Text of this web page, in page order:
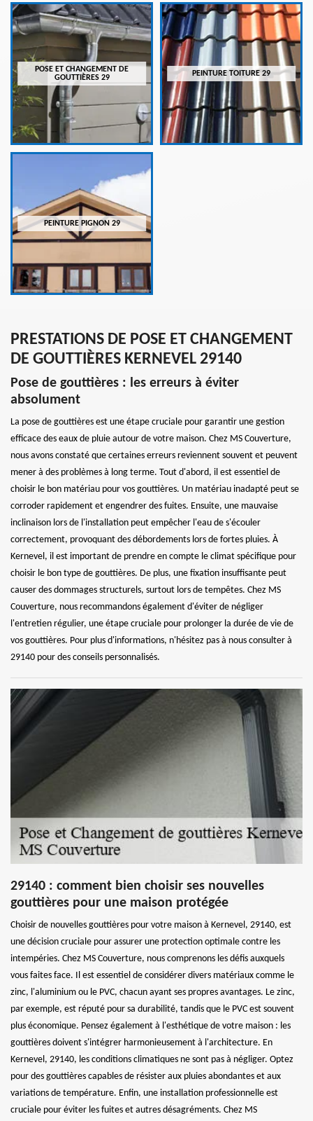
POSE ET CHANGEMENT DE
GOUTTIÈRES 29
PEINTURE TOITURE 29
PEINTURE PIGNON 29
PRESTATIONS DE POSE ET CHANGEMENT
DE GOUTTIÈRES KERNEVEL 29140
Pose de gouttières : les erreurs à éviter
absolument
La pose de gouttières est une étape cruciale pour garantir une gestion
efficace des eaux de pluie autour de votre maison. Chez MS Couverture,
nous avons constaté que certaines erreurs reviennent souvent et peuvent
mener à des problèmes à long terme. Tout d'abord, il est essentiel de
choisir le bon matériau pour vos gouttières. Un matériau inadapté peut se
corroder rapidement et engendrer des fuites. Ensuite, une mauvaise
inclinaison lors de l'installation peut empêcher l'eau de s'écouler
correctement, provoquant des débordements lors de fortes pluies. À
Kernevel, il est important de prendre en compte le climat spécifique pour
choisir le bon type de gouttières. De plus, une fixation insuffisante peut
causer des dommages structurels, surtout lors de tempêtes. Chez MS
Couverture, nous recommandons également d'éviter de négliger
l'entretien régulier, une étape cruciale pour prolonger la durée de vie de
vos gouttières. Pour plus d'informations, n'hésitez pas à nous consulter à
29140 pour des conseils personnalisés.
29140 : comment bien choisir ses nouvelles
gouttières pour une maison protégée
Choisir de nouvelles gouttières pour votre maison à Kernevel, 29140, est
une décision cruciale pour assurer une protection optimale contre les
intempéries. Chez MS Couverture, nous comprenons les défis auxquels
vous faites face. Il est essentiel de considérer divers matériaux comme le
zinc, l'aluminium ou le PVC, chacun ayant ses propres avantages. Le zinc,
par exemple, est réputé pour sa durabilité, tandis que le PVC est souvent
plus économique. Pensez également à l'esthétique de votre maison : les
gouttières doivent s'intégrer harmonieusement à l'architecture. En
Kernevel, 29140, les conditions climatiques ne sont pas à négliger. Optez
pour des gouttières capables de résister aux pluies abondantes et aux
variations de température. Enfin, une installation professionnelle est
cruciale pour éviter les fuites et autres désagréments. Chez MS